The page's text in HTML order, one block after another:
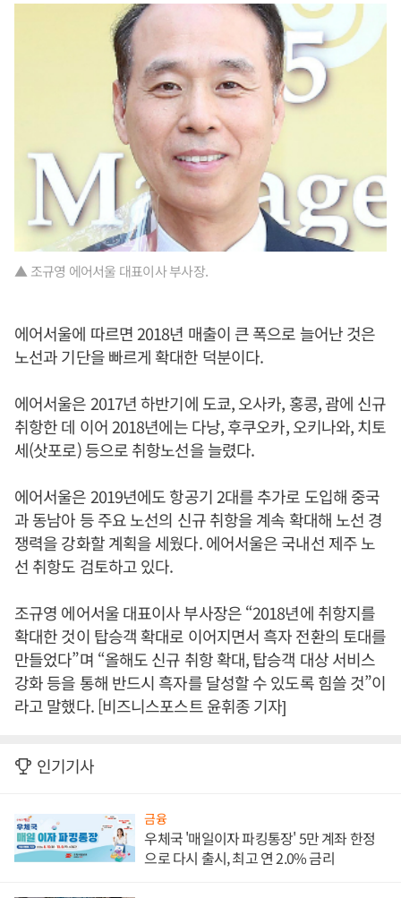
▲ 조규영 에어서울 대표이사 부사장.
에어서울에 따르면 2018년 매출이 큰 폭으로 늘어난 것은
노선과 기단을 빠르게 확대한 덕분이다.
에어서울은 2017년 하반기에 도쿄, 오사카, 홍콩, 괌에 신규
취항한 데 이어 2018년에는 다낭, 후쿠오카, 오키나와, 치토
세(삿포로) 등으로 취항노선을 늘렸다.
에어서울은 2019년에도 항공기 2대를 추가로 도입해 중국
과 동남아 등 주요 노선의 신규 취항을 계속 확대해 노선 경
쟁력을 강화할 계획을 세웠다. 에어서울은 국내선 제주 노
선 취항도 검토하고 있다.
조규영 에어서울 대표이사 부사장은 “2018년에 취항지를
확대한 것이 탑승객 확대로 이어지면서 흑자 전환의 토대를
만들었다”며 “올해도 신규 취항 확대, 탑승객 대상 서비스
강화 등을 통해 반드시 흑자를 달성할 수 있도록 힘쓸 것”이
라고 말했다. [비즈니스포스트 윤휘종 기자]
인기기사
금융
우체국 '매일이자 파킹통장' 5만 계좌 한정
으로 다시 출시, 최고 연 2.0% 금리